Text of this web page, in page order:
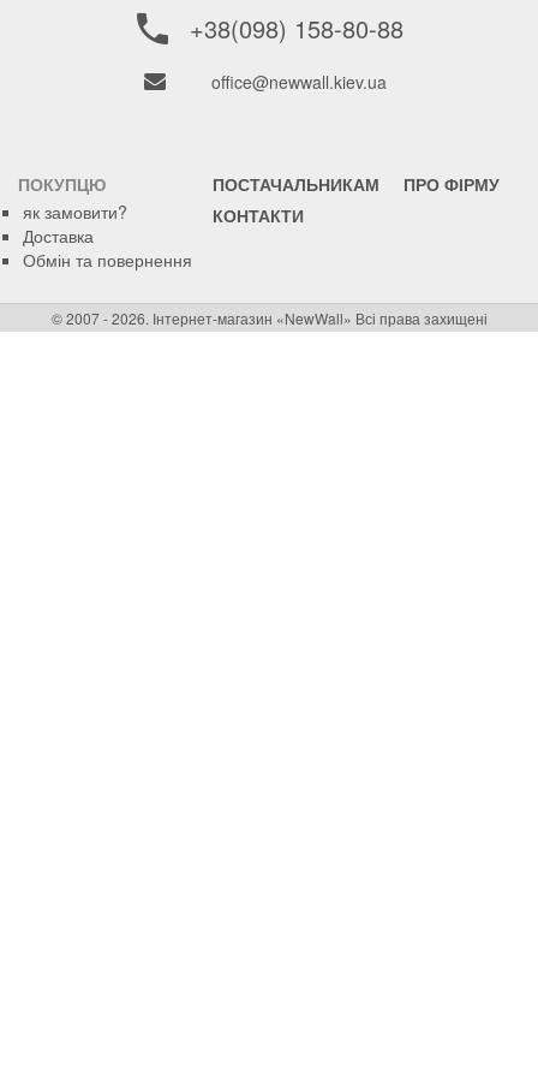
+38(098) 158-80-88
office@newwall.kiev.ua
ПОКУПЦЮ
як замовити?
Доставка
Обмін та повернення
ПОСТАЧАЛЬНИКАМ
ПРО ФІРМУ
КОНТАКТИ
© 2007 - 2026. Інтернет-магазин «NewWall» Всі права захищені